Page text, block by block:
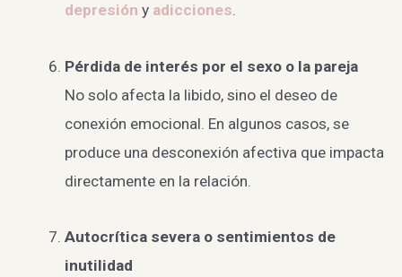
depresión y adicciones.
Pérdida de interés por el sexo o la pareja
No solo afecta la libido, sino el deseo de
conexión emocional. En algunos casos, se
produce una desconexión afectiva que impacta
directamente en la relación.
Autocrítica severa o sentimientos de
inutilidad